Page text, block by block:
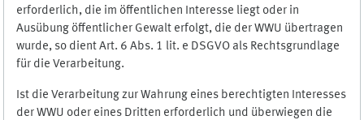
erforderlich, die im öffentlichen Interesse liegt oder in
Ausübung öffentlicher Gewalt erfolgt, die der WWU übertragen
wurde, so dient Art. 6 Abs. 1 lit. e DSGVO als Rechtsgrundlage
für die Verarbeitung.
Ist die Verarbeitung zur Wahrung eines berechtigten Interesses
der WWU oder eines Dritten erforderlich und überwiegen die